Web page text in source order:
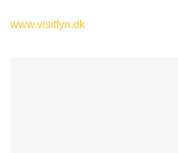
www.visitfyn.dk